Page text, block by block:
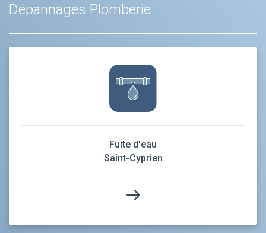
Dépannages Plomberie :
Fuite d'eau
Saint-Cyprien